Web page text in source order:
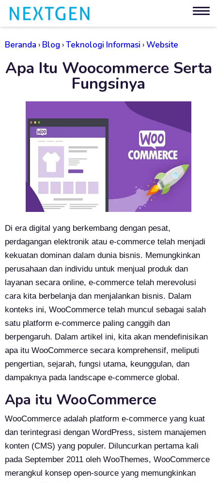
Beranda › Blog ›Teknologi Informasi ›Website
Apa Itu Woocommerce Serta
Fungsinya
Di era digital yang berkembang dengan pesat,
perdagangan elektronik atau e-commerce telah menjadi
kekuatan dominan dalam dunia bisnis. Memungkinkan
perusahaan dan individu untuk menjual produk dan
layanan secara online, e-commerce telah merevolusi
cara kita berbelanja dan menjalankan bisnis. Dalam
konteks ini, WooCommerce telah muncul sebagai salah
satu platform e-commerce paling canggih dan
berpengaruh. Dalam artikel ini, kita akan mendefinisikan
apa itu WooCommerce secara komprehensif, meliputi
pengertian, sejarah, fungsi utama, keunggulan, dan
dampaknya pada landscape e-commerce global.
Apa itu WooCommerce
WooCommerce adalah platform e-commerce yang kuat
dan terintegrasi dengan WordPress, sistem manajemen
konten (CMS) yang populer. Diluncurkan pertama kali
pada September 2011 oleh WooThemes, WooCommerce
merangkul konsep open-source yang memungkinkan